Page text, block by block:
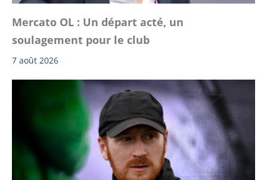
Mercato OL : Un départ acté, un
soulagement pour le club
7 août 2026